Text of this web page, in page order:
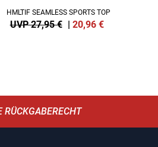
HMLTIF SEAMLESS SPORTS TOP
UVP 27,95 € | 20,96 €
RÜCKGABERECHT